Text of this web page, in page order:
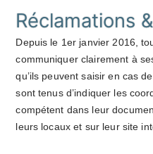
Réclamations
Depuis le 1er janvier 2016,
communiquer clairement à
qu’ils peuvent saisir en cas
sont tenus d’indiquer les
compétent dans leur
leurs locaux et sur leur site